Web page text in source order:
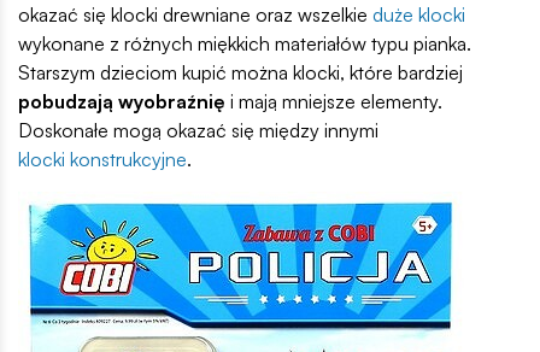
okazać się klocki drewniane oraz wszelkie duże klocki
wykonane z różnych miękkich materiałów typu pianka.
Starszym dzieciom kupić można klocki, które bardziej
pobudzają wyobraźnię i mają mniejsze elementy.
Doskonałe mogą okazać się między innymi
klocki konstrukcyjne.